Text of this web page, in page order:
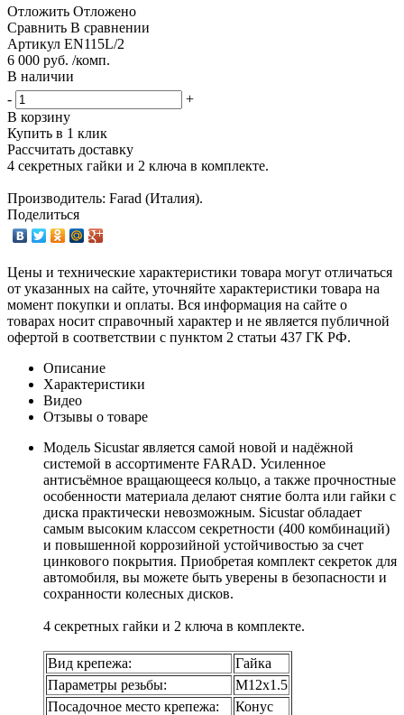
Отложить Отложено
Сравнить В сравнении
Артикул EN115L/2
6 000 руб. /комп.
В наличии
-
+
В корзину
Купить в 1 клик
Рассчитать доставку
4 секретных гайки и 2 ключа в комплекте.
Производитель: Farad (Италия).
Поделиться
Цены и технические характеристики товара могут отличаться
от указанных на сайте, уточняйте характеристики товара на
момент покупки и оплаты. Вся информация на сайте о
товарах носит справочный характер и не является публичной
офертой в соответствии с пунктом 2 статьи 437 ГК РФ.
Описание
Характеристики
Видео
Отзывы о товаре
Модель Sicustar является самой новой и надёжной
системой в ассортименте FARAD. Усиленное
антисъёмное вращающееся кольцо, а также прочностные
особенности материала делают снятие болта или гайки с
диска практически невозможным. Sicustar обладает
самым высоким классом секретности (400 комбинаций)
и повышенной коррозийной устойчивостью за счет
цинкового покрытия. Приобретая комплект секреток для
автомобиля, вы можете быть уверены в безопасности и
сохранности колесных дисков.
4 секретных гайки и 2 ключа в комплекте.
Вид крепежа:
Гайка
Параметры резьбы:
М12х1.5
Посадочное место крепежа:
Конус